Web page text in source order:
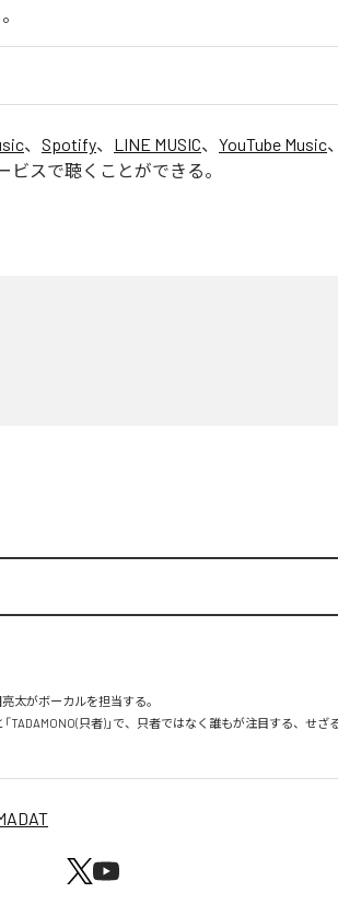
、 Spotify、 LINE MUSIC、 YouTube Music、
ビスで聴くことができる。
太がボーカルを担当する。
TADAMONO(只者)」で、只者ではなく誰もが注目する、せざ